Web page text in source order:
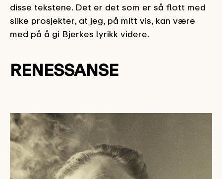
disse tekstene. Det er det som er så flott med
slike prosjekter, at jeg, på mitt vis, kan være
med på å gi Bjerkes lyrikk videre.
RENESSANSE